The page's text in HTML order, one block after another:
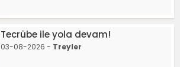
Tecrübe ile yola devam!
03-08-2026 - Treyler